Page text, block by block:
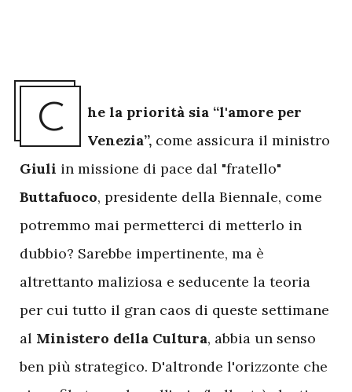
C
he la priorità sia “l'amore per
Venezia”, come assicura il ministro
Giuli in missione di pace dal "fratello"
Buttafuoco, presidente della Biennale, come
potremmo mai permetterci di metterlo in
dubbio? Sarebbe impertinente, ma è
altrettanto maliziosa e seducente la teoria
per cui tutto il gran caos di queste settimane
al Ministero della Cultura, abbia un senso
ben più strategico. D'altronde l'orizzonte che